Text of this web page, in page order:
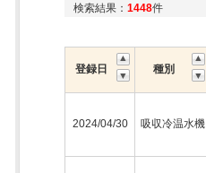
検索結果： 1448件
登録日 種別
2024/04/30 吸収冷温水機